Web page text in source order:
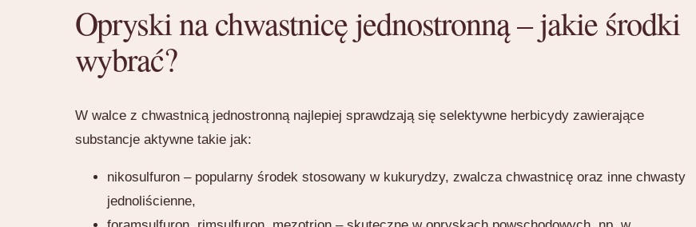
Opryski na chwastnicę jednostronną – jakie środki
wybrać?
W walce z chwastnicą jednostronną najlepiej sprawdzają się selektywne herbicydy zawierające
substancje aktywne takie jak:
nikosulfuron – popularny środek stosowany w kukurydzy, zwalcza chwastnicę oraz inne chwasty
jednoliścienne,